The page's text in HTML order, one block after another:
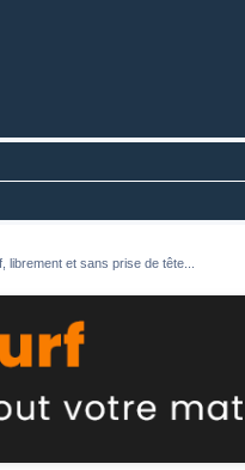
et sans prise de tête...